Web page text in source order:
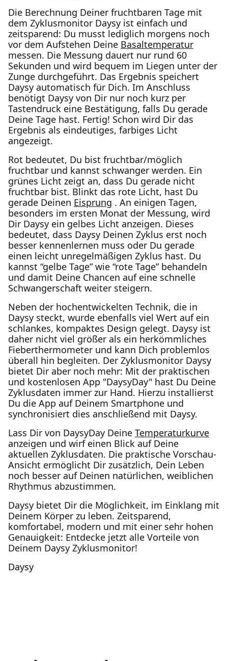
Die Berechnung Deiner fruchtbaren Tage mit
dem Zyklusmonitor Daysy ist einfach und
zeitsparend: Du musst lediglich morgens noch
vor dem Aufstehen Deine Basaltemperatur
messen. Die Messung dauert nur rund 60
Sekunden und wird bequem im Liegen unter der
Zunge durchgeführt. Das Ergebnis speichert
Daysy automatisch für Dich. Im Anschluss
benötigt Daysy von Dir nur noch kurz per
Tastendruck eine Bestätigung, falls Du gerade
Deine Tage hast. Fertig! Schon wird Dir das
Ergebnis als eindeutiges, farbiges Licht
angezeigt.
Rot bedeutet, Du bist fruchtbar/möglich
fruchtbar und kannst schwanger werden. Ein
grünes Licht zeigt an, dass Du gerade nicht
fruchtbar bist. Blinkt das rote Licht, hast Du
gerade Deinen Eisprung . An einigen Tagen,
besonders im ersten Monat der Messung, wird
Dir Daysy ein gelbes Licht anzeigen. Dieses
bedeutet, dass Daysy Deinen Zyklus erst noch
besser kennenlernen muss oder Du gerade
einen leicht unregelmäßigen Zyklus hast. Du
kannst “gelbe Tage” wie “rote Tage” behandeln
und damit Deine Chancen auf eine schnelle
Schwangerschaft weiter steigern.
Neben der hochentwickelten Technik, die in
Daysy steckt, wurde ebenfalls viel Wert auf ein
schlankes, kompaktes Design gelegt. Daysy ist
daher nicht viel größer als ein herkömmliches
Fieberthermometer und kann Dich problemlos
überall hin begleiten. Der Zyklusmonitor Daysy
bietet Dir aber noch mehr: Mit der praktischen
und kostenlosen App "DaysyDay" hast Du Deine
Zyklusdaten immer zur Hand. Hierzu installierst
Du die App auf Deinem Smartphone und
synchronisiert dies anschließend mit Daysy.
Lass Dir von DaysyDay Deine Temperaturkurve
anzeigen und wirf einen Blick auf Deine
aktuellen Zyklusdaten. Die praktische Vorschau-
Ansicht ermöglicht Dir zusätzlich, Dein Leben
noch besser auf Deinen natürlichen, weiblichen
Rhythmus abzustimmen.
Daysy bietet Dir die Möglichkeit, im Einklang mit
Deinem Körper zu leben. Zeitsparend,
komfortabel, modern und mit einer sehr hohen
Genauigkeit: Entdecke jetzt alle Vorteile von
Deinem Daysy Zyklusmonitor!
Daysy